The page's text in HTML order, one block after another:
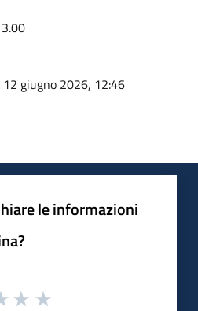
12 giugno 2026, 12:46
le informazioni